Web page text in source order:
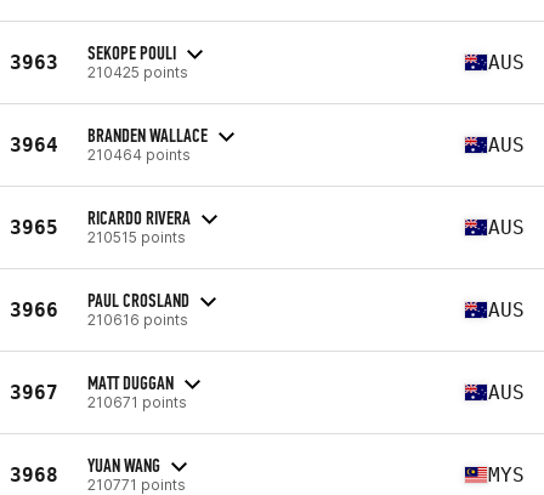
3963 SEKOPE POULI
210425 points AUS
3964 BRANDEN WALLACE
210464 points AUS
3965 RICARDO RIVERA
210515 points AUS
3966 PAUL CROSLAND
210616 points AUS
3967 MATT DUGGAN
210671 points AUS
3968 YUAN WANG
210771 points MYS